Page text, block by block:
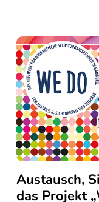
Austausch,
das Projekt